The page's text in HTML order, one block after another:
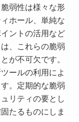
弱性は様々な形
ホール、単純な
ントの活用など
、これらの脆弱
が不可欠です。
ールの利用によ
。定期的な脆弱
リティの要とし
たるものにしま